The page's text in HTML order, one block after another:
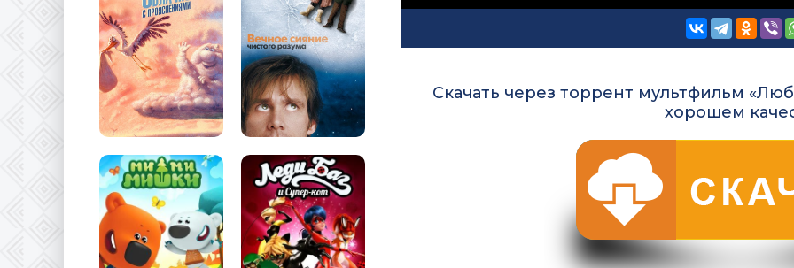
Скачать через торрент мультфильм
хорошем